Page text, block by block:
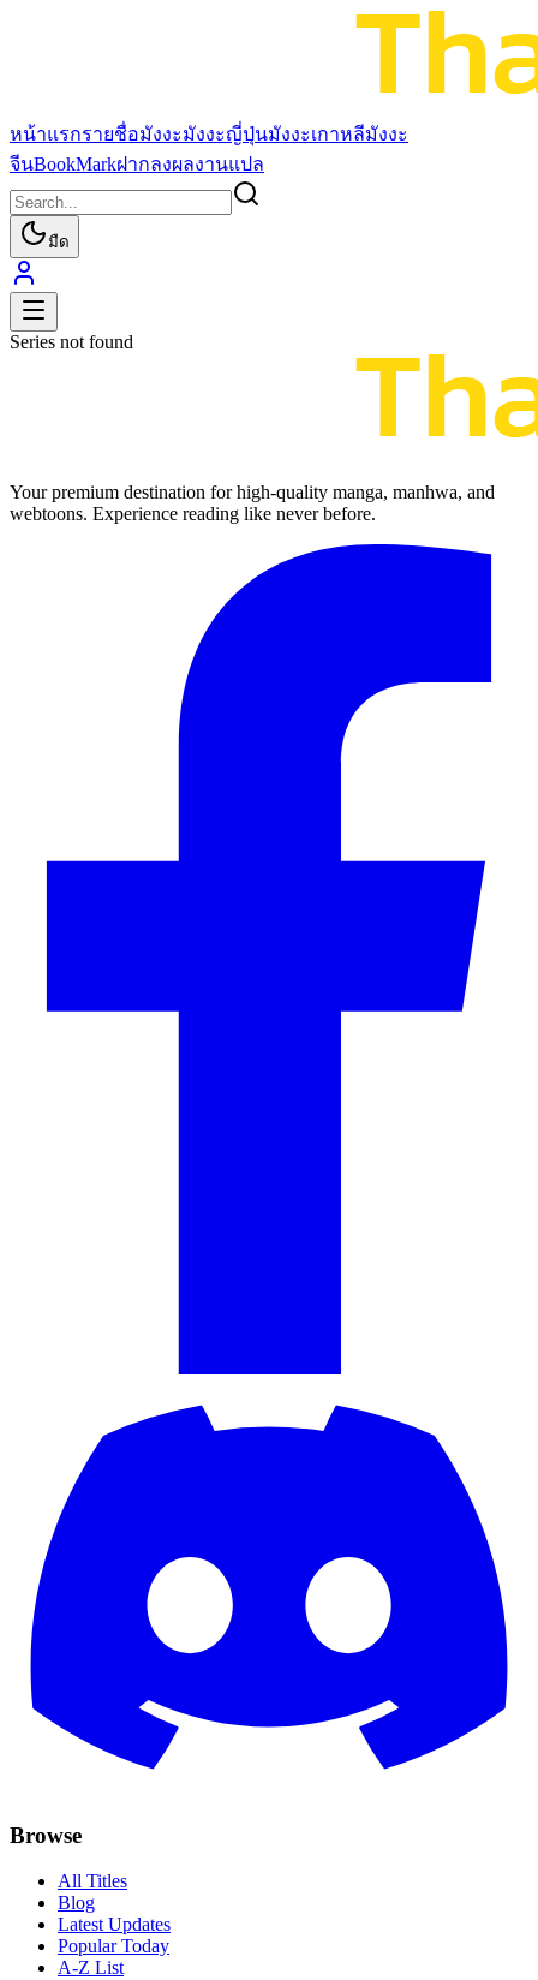
หน้าแรกรายชื่อมังงะมังงะญี่ปุ่นมังงะเกาหลีมังงะ
จีนBookMarkฝากลงผลงานแปล
มืด
Series not found
Your premium destination for high-quality manga, manhwa, and
webtoons. Experience reading like never before.
Browse
All Titles
Blog
Latest Updates
Popular Today
A-Z List